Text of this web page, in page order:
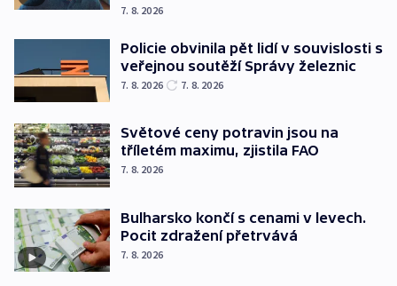
7. 8. 2026
Policie obvinila pět lidí v souvislosti s
veřejnou soutěží Správy železnic
7. 8. 2026 7. 8. 2026
Světové ceny potravin jsou na
tříletém maximu, zjistila FAO
7. 8. 2026
Bulharsko končí s cenami v levech.
Pocit zdražení přetrvává
7. 8. 2026